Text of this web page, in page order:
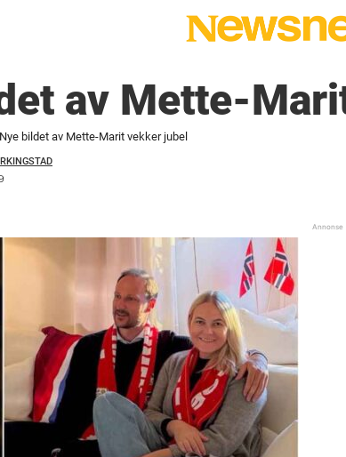
av Mette-
Nye bildet av Mette-Marit vekker jubel